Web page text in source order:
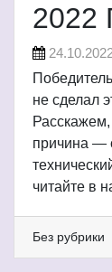
2022
не сделал
причина —
читайте в
Без рубрики